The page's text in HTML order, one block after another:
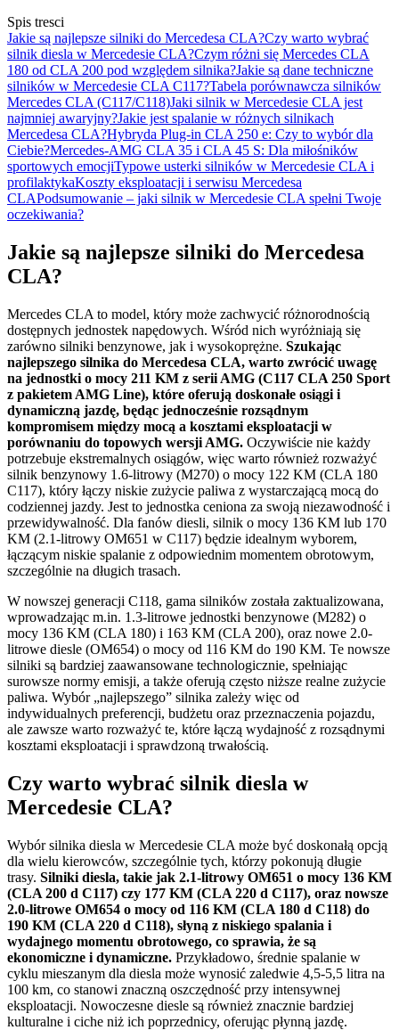
Spis tresci
Jakie są najlepsze silniki do Mercedesa CLA?Czy warto wybrać
silnik diesla w Mercedesie CLA?Czym różni się Mercedes CLA
180 od CLA 200 pod względem silnika?Jakie są dane techniczne
silników w Mercedesie CLA C117?Tabela porównawcza silników
Mercedes CLA (C117/C118)Jaki silnik w Mercedesie CLA jest
najmniej awaryjny?Jakie jest spalanie w różnych silnikach
Mercedesa CLA?Hybryda Plug-in CLA 250 e: Czy to wybór dla
Ciebie?Mercedes-AMG CLA 35 i CLA 45 S: Dla miłośników
sportowych emocjiTypowe usterki silników w Mercedesie CLA i
profilaktykaKoszty eksploatacji i serwisu Mercedesa
CLAPodsumowanie – jaki silnik w Mercedesie CLA spełni Twoje
oczekiwania?
Jakie są najlepsze silniki do Mercedesa
CLA?
Mercedes CLA to model, który może zachwycić różnorodnością
dostępnych jednostek napędowych. Wśród nich wyróżniają się
zarówno silniki benzynowe, jak i wysokoprężne. Szukając
najlepszego silnika do Mercedesa CLA, warto zwrócić uwagę
na jednostki o mocy 211 KM z serii AMG (C117 CLA 250 Sport
z pakietem AMG Line), które oferują doskonałe osiągi i
dynamiczną jazdę, będąc jednocześnie rozsądnym
kompromisem między mocą a kosztami eksploatacji w
porównaniu do topowych wersji AMG. Oczywiście nie każdy
potrzebuje ekstremalnych osiągów, więc warto również rozważyć
silnik benzynowy 1.6-litrowy (M270) o mocy 122 KM (CLA 180
C117), który łączy niskie zużycie paliwa z wystarczającą mocą do
codziennej jazdy. Jest to jednostka ceniona za swoją niezawodność i
przewidywalność. Dla fanów diesli, silnik o mocy 136 KM lub 170
KM (2.1-litrowy OM651 w C117) będzie idealnym wyborem,
łączącym niskie spalanie z odpowiednim momentem obrotowym,
szczególnie na długich trasach.
W nowszej generacji C118, gama silników została zaktualizowana,
wprowadzając m.in. 1.3-litrowe jednostki benzynowe (M282) o
mocy 136 KM (CLA 180) i 163 KM (CLA 200), oraz nowe 2.0-
litrowe diesle (OM654) o mocy od 116 KM do 190 KM. Te nowsze
silniki są bardziej zaawansowane technologicznie, spełniając
surowsze normy emisji, a także oferują często niższe realne zużycie
paliwa. Wybór „najlepszego” silnika zależy więc od
indywidualnych preferencji, budżetu oraz przeznaczenia pojazdu,
ale zawsze warto rozważyć te, które łączą wydajność z rozsądnymi
kosztami eksploatacji i sprawdzoną trwałością.
Czy warto wybrać silnik diesla w
Mercedesie CLA?
Wybór silnika diesla w Mercedesie CLA może być doskonałą opcją
dla wielu kierowców, szczególnie tych, którzy pokonują długie
trasy. Silniki diesla, takie jak 2.1-litrowy OM651 o mocy 136 KM
(CLA 200 d C117) czy 177 KM (CLA 220 d C117), oraz nowsze
2.0-litrowe OM654 o mocy od 116 KM (CLA 180 d C118) do
190 KM (CLA 220 d C118), słyną z niskiego spalania i
wydajnego momentu obrotowego, co sprawia, że są
ekonomiczne i dynamiczne. Przykładowo, średnie spalanie w
cyklu mieszanym dla diesla może wynosić zaledwie 4,5-5,5 litra na
100 km, co stanowi znaczną oszczędność przy intensywnej
eksploatacji. Nowoczesne diesle są również znacznie bardziej
kulturalne i ciche niż ich poprzednicy, oferując płynną jazdę.